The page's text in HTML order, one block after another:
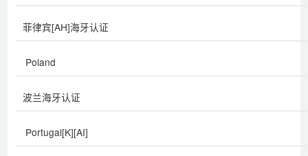
菲律宾[AH]海牙认证
Poland
波兰海牙认证
Portugal[K][AI]